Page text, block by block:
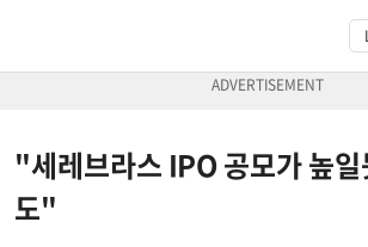
"세레브라스 IPO 공모가 높
도"